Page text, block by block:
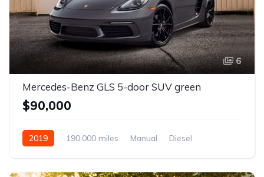
6
Mercedes-Benz GLS 5-door SUV green
$90,000
2019 190,000 miles Manual
Diesel